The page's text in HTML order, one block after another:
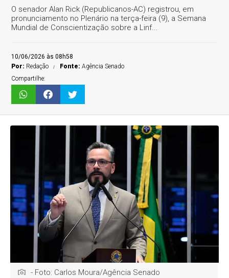
O senador Alan Rick (Republicanos-AC) registrou, em
pronunciamento no Plenário na terça-feira (9), a Semana
Mundial de Conscientização sobre a Linf...
10/06/2026 às 08h58
Por: Redação Fonte:Agência Senado
Compartilhe:
- Foto: Carlos Moura/Agência Senado